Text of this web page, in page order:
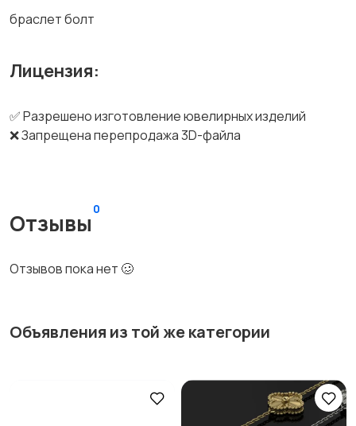
браслет болт
Лицензия:
✅ Разрешено изготовление ювелирных изделий
❌ Запрещена перепродажа 3D-файла
Отзывы
0
Отзывов пока нет 🥴
Объявления из той же категории